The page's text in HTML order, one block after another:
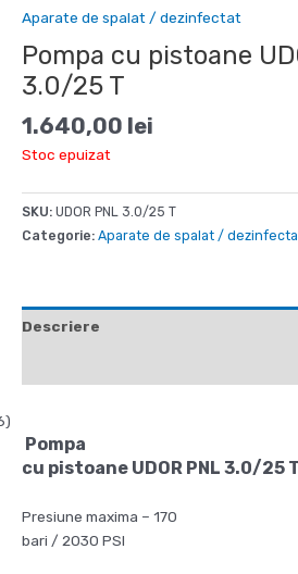
Aparate de spalat / dezinfectat
Pompa cu pistoane
3.0/25 T
1.640,00 lei
Stoc epuizat
SKU: UDOR PNL 3.0/25 T
Categorie: Aparate de spalat /
Descriere
Pompa
cu pistoane UDOR PNL 3.0/25 T
Presiune maxima – 170
bari / 2030 PSI